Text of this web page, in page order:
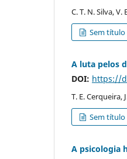
C. T. N. Silva,
Sem título
A luta pelos
DOI: https://
T. E. Cerqueira,
Sem título
A psicologia